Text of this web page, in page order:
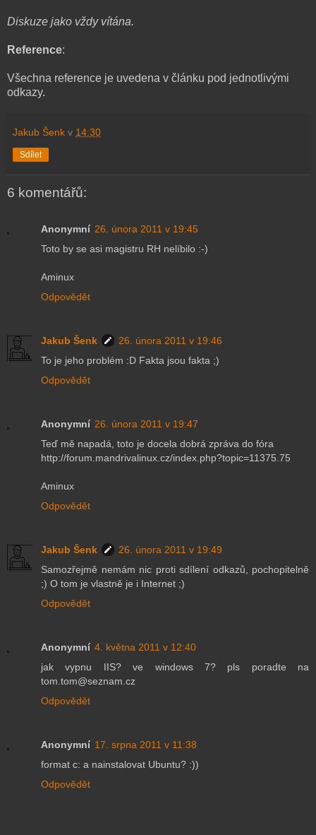
Diskuze jako vždy vítána.
Reference:
Všechna reference je uvedena v článku pod jednotlivými
odkazy.
Jakub Šenk v 14:30
Sdílet
6 komentářů:
Anonymní 26. února 2011 v 19:45
Toto by se asi magistru RH nelíbilo :-)
Aminux
Odpovědět
Jakub Šenk
26. února 2011 v 19:46
To je jeho problém :D Fakta jsou fakta ;)
Odpovědět
Anonymní 26. února 2011 v 19:47
Teď mě napadá, toto je docela dobrá zpráva do fóra
http://forum.mandrivalinux.cz/index.php?topic=11375.75
Aminux
Odpovědět
Jakub Šenk
26. února 2011 v 19:49
Samozřejmě nemám nic proti sdílení odkazů, pochopitelně
;) O tom je vlastně je i Internet ;)
Odpovědět
Anonymní 4. května 2011 v 12:40
jak vypnu IIS? ve windows 7? pls poradte na
tom.tom@seznam.cz
Odpovědět
Anonymní 17. srpna 2011 v 11:38
format c: a nainstalovat Ubuntu? :))
Odpovědět